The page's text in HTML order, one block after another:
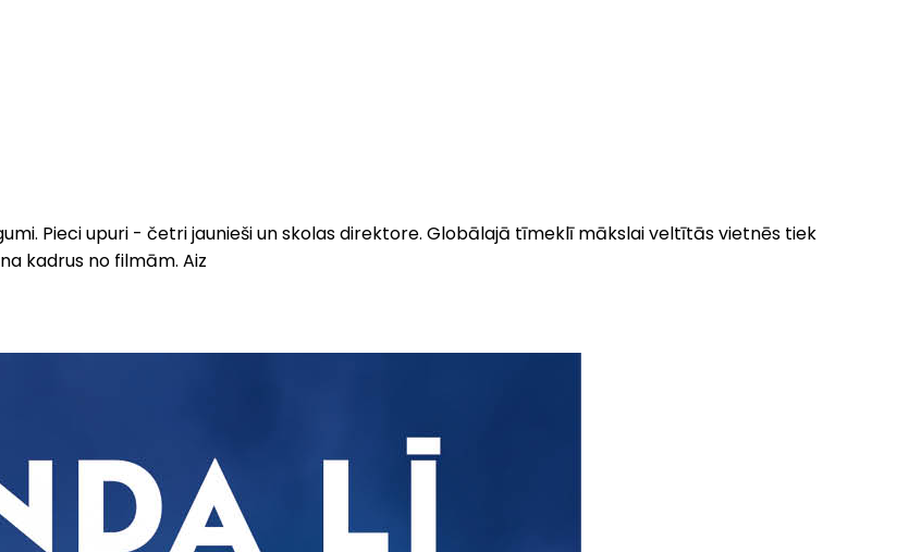
Pieci upuri - četri jaunieši un skolas direktore. Globālajā tīmeklī mākslai veltītās vietnēs tiek
kadrus no filmām. Aiz